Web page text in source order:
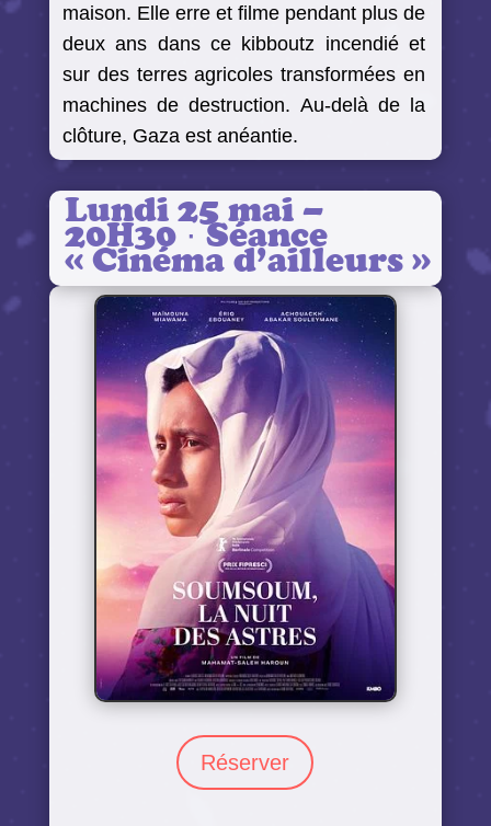
maison. Elle erre et filme pendant plus de
deux ans dans ce kibboutz incendié et
sur des terres agricoles transformées en
machines de destruction. Au-delà de la
clôture, Gaza est anéantie.
Lundi 25 mai –
20H30 · Séance
« Cinéma d’ailleurs »
Réserver